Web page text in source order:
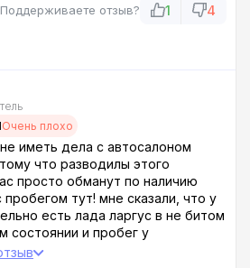
Поддерживаете отзыв? 1 4
Очень плохо
иметь дела с автосалоном
что разводилы этого
просто обманут по наличию
тут! мне сказали, что у
есть лада ларгус в не битом
состоянии и пробег у
был - 20 тысяч км. Но